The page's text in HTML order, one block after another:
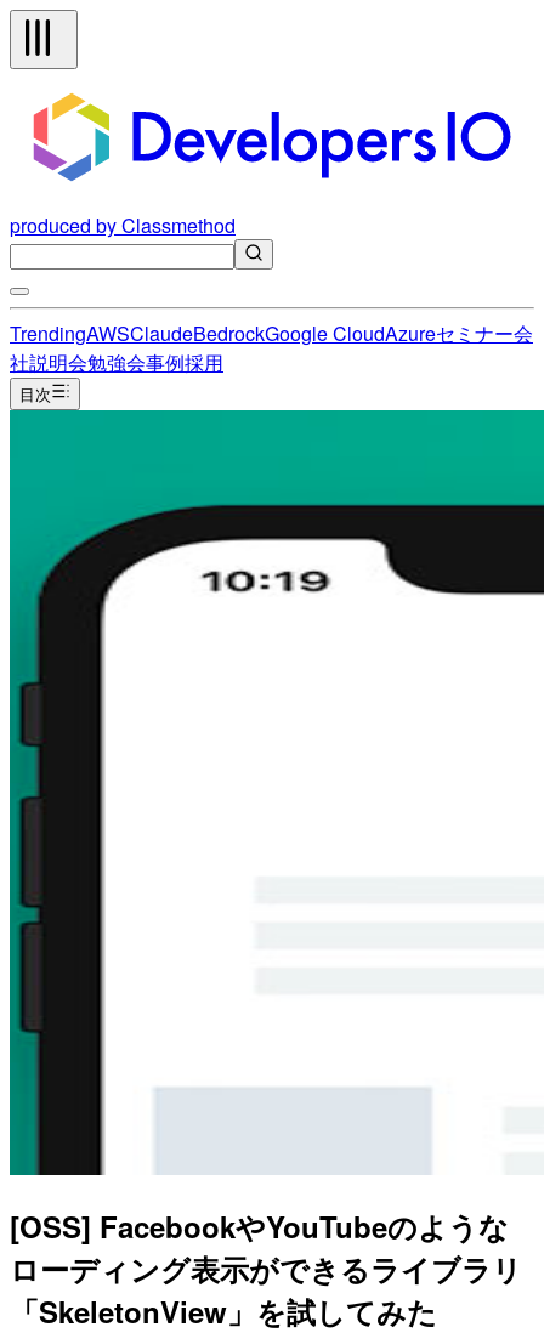
produced by Classmethod
TrendingAWSClaudeBedrockGoogle CloudAzureセミナー会
社説明会勉強会事例採用
目次
[OSS] FacebookやYouTubeのような
ローディング表示ができるライブラリ
「SkeletonView」を試してみた